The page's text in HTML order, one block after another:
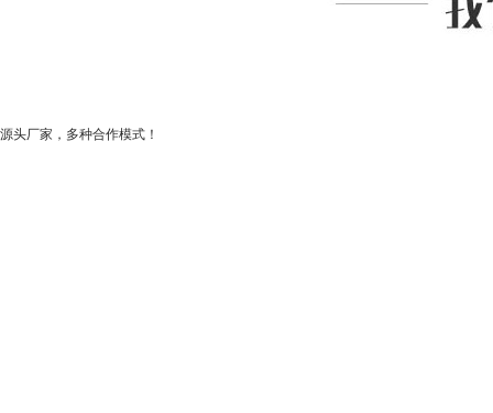
源头厂家，多种合作模式！